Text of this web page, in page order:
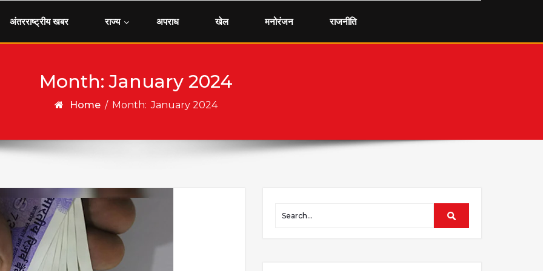
अंतरराष्ट्रीय खबर राज्य अपराध खेल मनोरंजन राजनीति
Month:January 2024
Home / Month: January 2024